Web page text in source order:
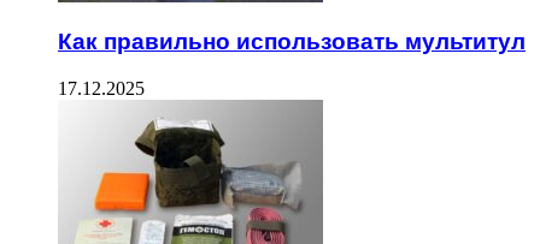
Как правильно использовать мультитул
17.12.2025